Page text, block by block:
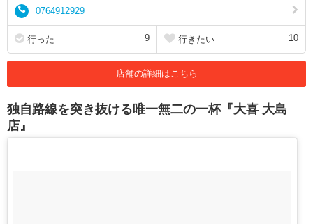
0764912929
行った 9 行きたい 10
店舗の詳細はこちら
独自路線を突き抜ける唯一無二の一杯『大喜 大島
店』